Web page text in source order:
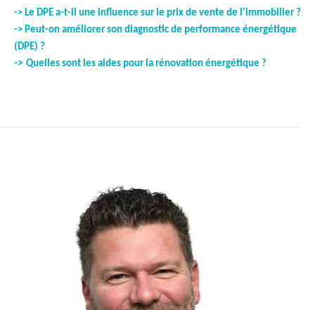
-> Le DPE a-t-il une influence sur le prix de vente de l'immobilier ?
-> Peut-on améliorer son diagnostic de performance énergétique
(DPE) ?
-> Quelles sont les aides pour la rénovation énergétique ?